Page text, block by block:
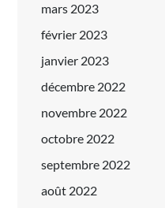
mars 2023
février 2023
janvier 2023
décembre 2022
novembre 2022
octobre 2022
septembre 2022
août 2022